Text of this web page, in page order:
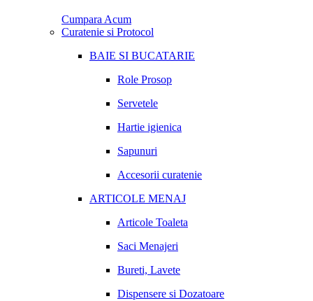
Cumpara Acum
Curatenie si Protocol
BAIE SI BUCATARIE
Role Prosop
Servetele
Hartie igienica
Sapunuri
Accesorii curatenie
ARTICOLE MENAJ
Articole Toaleta
Saci Menajeri
Bureti, Lavete
Dispensere si Dozatoare